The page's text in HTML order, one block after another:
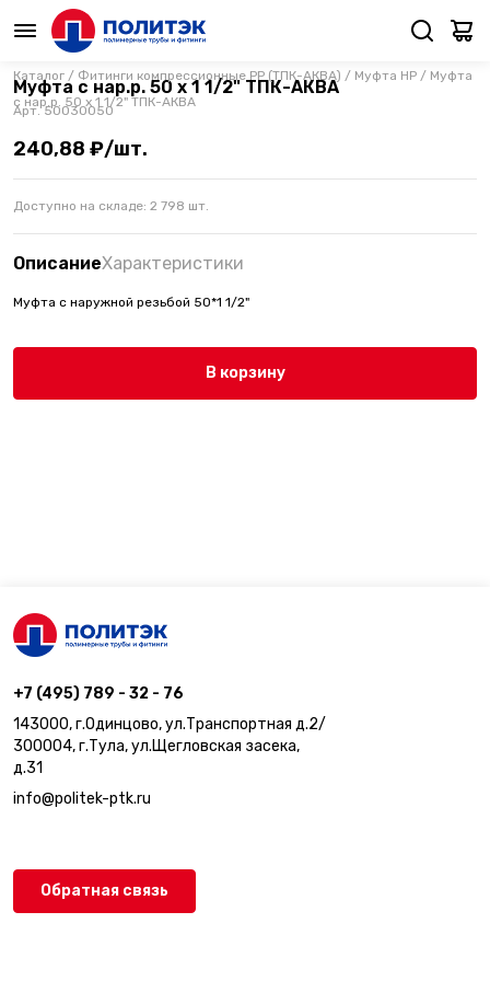
Каталог / Фитинги компрессионные PP (ТПК-АКВА) / Муфта НР / Муфта
с нар.р. 50 х 1 1/2" ТПК-АКВА
Муфта с нар.р. 50 х 1 1/2" ТПК-АКВА
Арт.50030050
240,88 ₽/шт.
Доступно на складе: 2 798 шт.
ОписаниеХарактеристики
Муфта с наружной резьбой 50*1 1/2"
В корзину
+7 (495) 789 - 32 - 76
143000, г.Одинцово, ул.Транспортная д.2/
300004, г.Тула, ул.Щегловская засека,
д.31
info@politek-ptk.ru
Обратная связь